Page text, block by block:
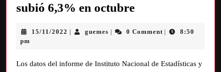
subió 6,3% en octubre
15/11/2022 guemes 0 Comment
8:50
pm
Los datos del informe de Instituto Nacional de Estadísticas y